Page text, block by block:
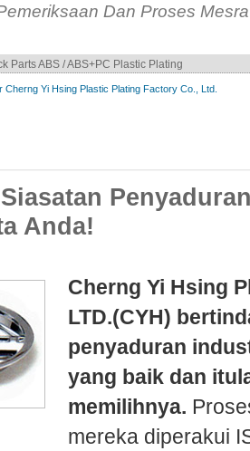
Dan Proses
Parts ABS / ABS+PC Plastic Plating
Yi Hsing Plastic Plating Factory Co., Ltd.
Anda!
Cherng Yi Hsing
LTD.(CYH)
penyaduran
yang baik dan
memilihnya.
mereka diperakui